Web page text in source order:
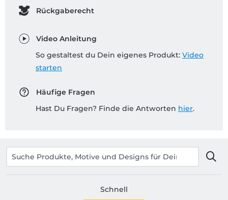
Rückgaberecht
Video Anleitung
So gestaltest du Dein eigenes Produkt: Video
starten
Häufige Fragen
Hast Du Fragen? Finde die Antworten hier.
Schnell